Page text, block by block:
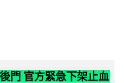
門 官方緊急下架止血